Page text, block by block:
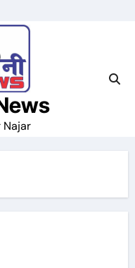
Najar